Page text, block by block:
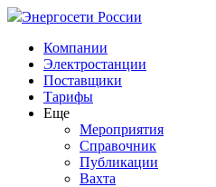
Энергосети России
Компании
Электростанции
Поставщики
Тарифы
Еще
Мероприятия
Справочник
Публикации
Вахта